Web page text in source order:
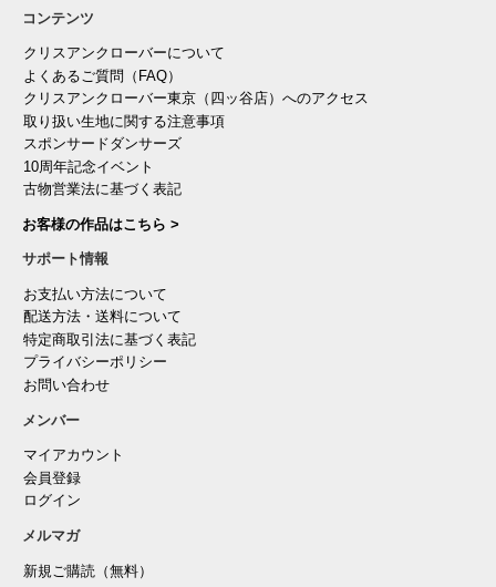
コンテンツ
クリスアンクローバーについて
よくあるご質問（FAQ）
クリスアンクローバー東京（四ッ谷店）へのアクセス
取り扱い生地に関する注意事項
スポンサードダンサーズ
10周年記念イベント
古物営業法に基づく表記
お客様の作品はこちら >
サポート情報
お支払い方法について
配送方法・送料について
特定商取引法に基づく表記
プライバシーポリシー
お問い合わせ
メンバー
マイアカウント
会員登録
ログイン
メルマガ
新規ご購読（無料）